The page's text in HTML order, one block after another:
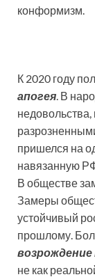
конформизм.
К 2020 году
апогея. В
пришелся на
навязанную
В обществе
Замеры
устойчивый
прошлому.
не как